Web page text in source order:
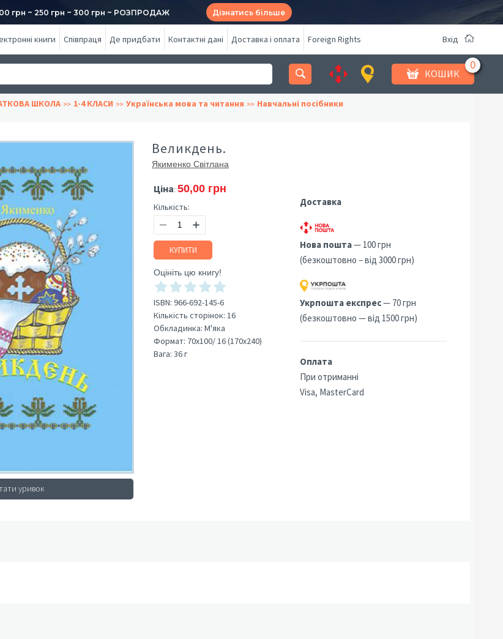
грн ~ 250 грн ~ 300 грн ~ РОЗПРОДАЖ Дізнатись більше
книги Співпраця Де придбати Контактні дані Доставка і оплата Foreign Rights Вхід
КОШИК
ШКОЛА 1-4 КЛАСИ Українська мова та читання Навчальні посібники
уривок
Великдень.
Якименко Світлана
Ціна: 50,00 грн
Кількість:
КУПИТИ
Оцініть цю книгу!
ISBN: 966-692-145-6
Кількість сторінок: 16
Обкладинка: М'яка
Формат: 70х100/ 16 (170х240)
Вага: 36 г
Доставка
Нова пошта— 100 грн
(безкоштовно – від 3000 грн)
Укрпошта експрес— 70 грн
(безкоштовно — від 1500 грн)
Оплата
При отриманні
Visa, MasterCard